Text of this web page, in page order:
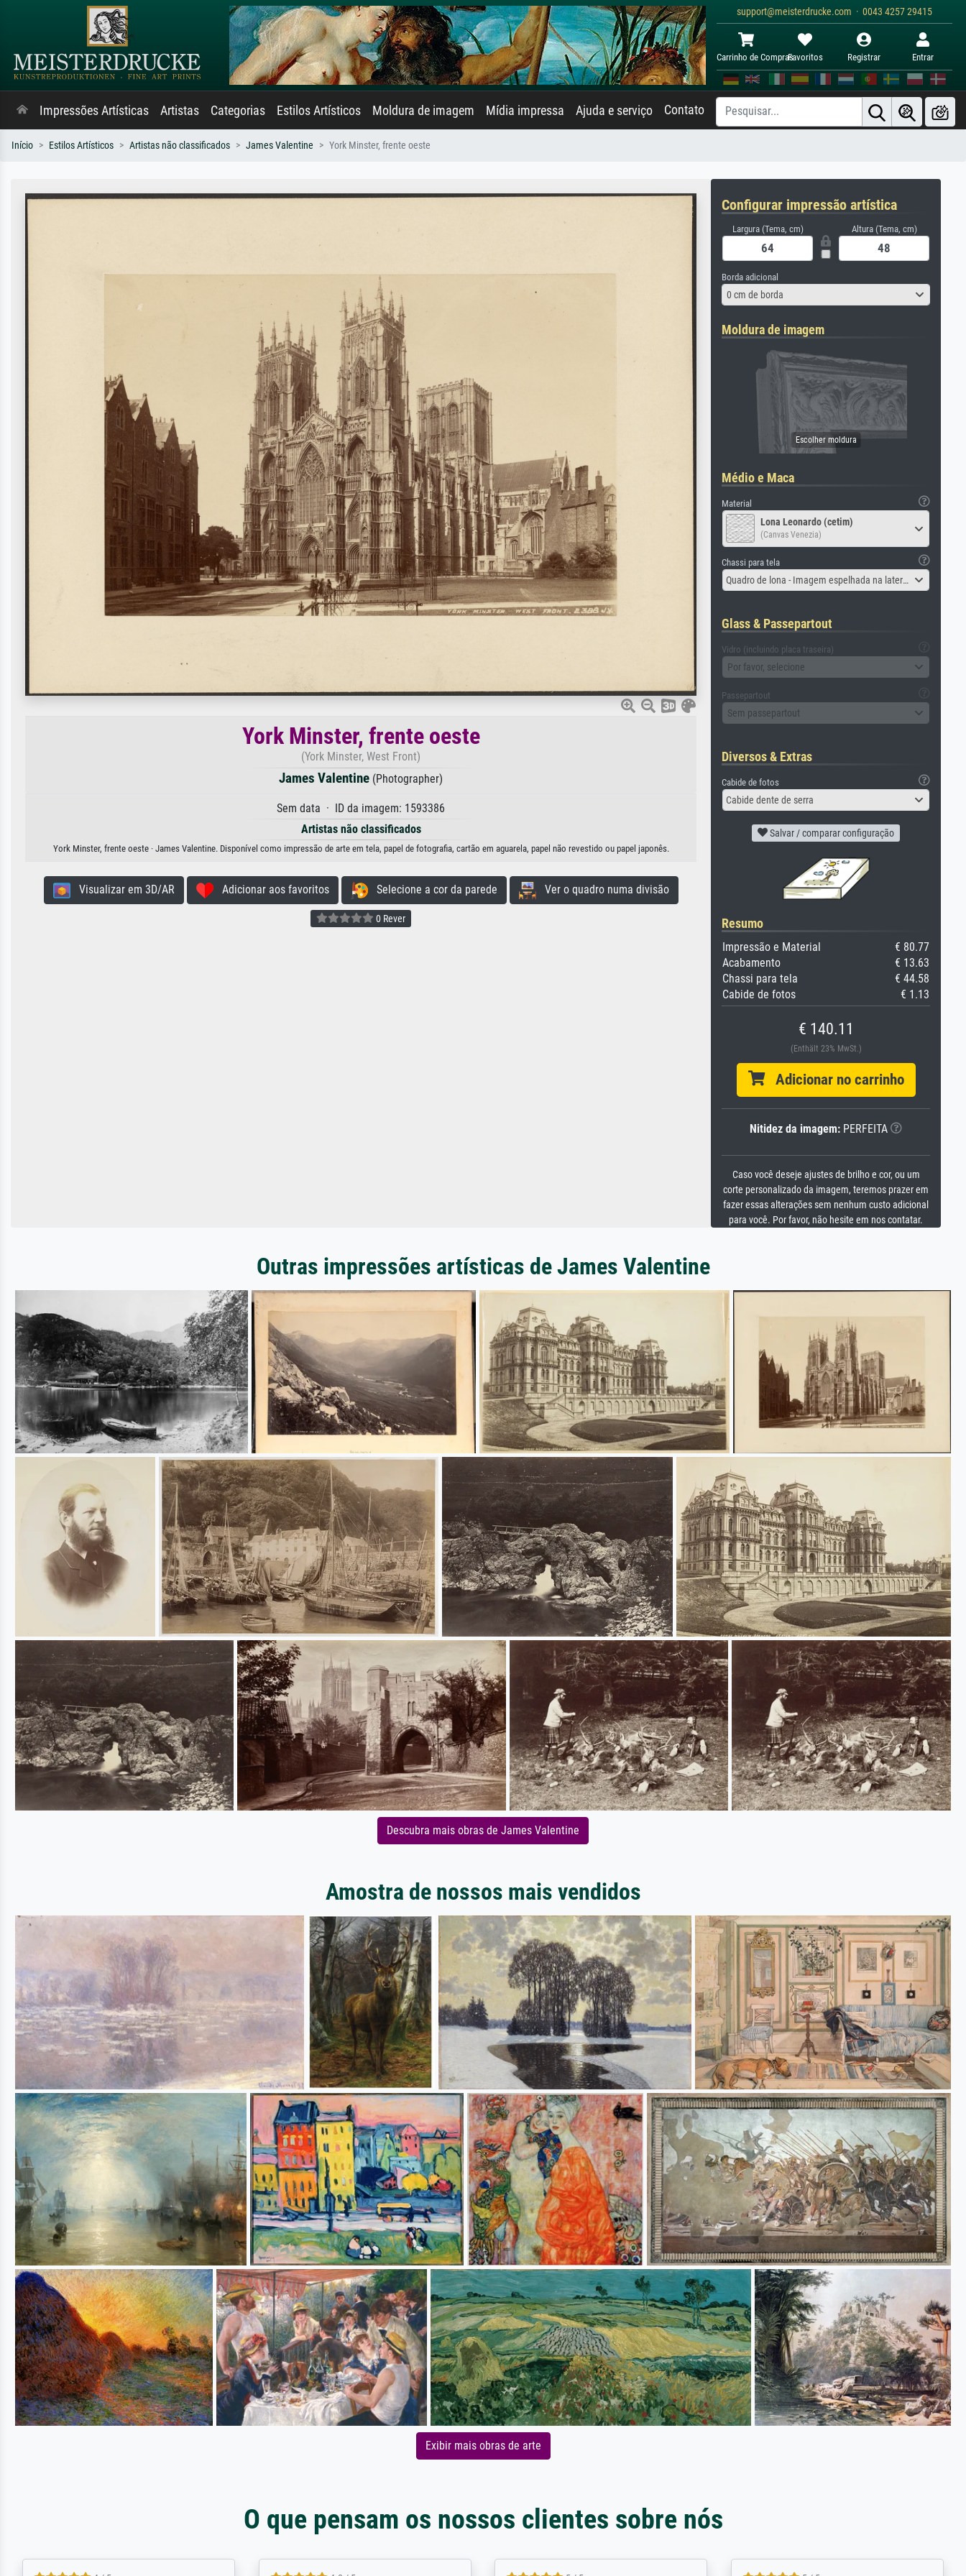
support@meisterdrucke.com · 0043 4257 29415
Carrinho de ComprasFavoritos Registrar Entrar
Impressões Artísticas Artistas Categorias Estilos Artísticos Moldura de imagem Mídia impressa Ajuda e serviço Contato
Início Estilos Artísticos Artistas não classificados James Valentine York Minster, frente oeste
York Minster, frente oeste
(York Minster, West Front)
James Valentine (Photographer)
Sem data · ID da imagem: 1593386
Artistas não classificados
York Minster, frente oeste · James Valentine. Disponível como impressão de arte em tela, papel de fotografia, cartão em aguarela, papel não revestido ou papel japonês.
Visualizar em 3D/AR Adicionar aos favoritos Selecione a cor da parede Ver o quadro numa divisão
0 Rever
Configurar impressão artística
Largura (Tema, cm) Altura (Tema, cm)
Borda adicional
0 cm de borda
Moldura de imagem
Médio e Maca
Material
Lona Leonardo (cetim)
(Canvas Venezia)
Chassi para tela
Quadro de lona - Imagem espelhada na lateral
Glass & Passepartout
Vidro (incluindo placa traseira)
Por favor, selecione
Passepartout
Sem passepartout
Diversos & Extras
Cabide de fotos
Cabide dente de serra
Salvar / comparar configuração
Resumo
Impressão e Material
€ 80.77
Acabamento
€ 13.63
Chassi para tela
€ 44.58
Cabide de fotos
€ 1.13
€ 140.11
(Enthält 23% MwSt.)
Adicionar no carrinho
Nitidez da imagem: PERFEITA
Caso você deseje ajustes de brilho e cor, ou um
corte personalizado da imagem, teremos prazer em
fazer essas alterações sem nenhum custo adicional
para você. Por favor, não hesite em nos contatar.
Outras impressões artísticas de James Valentine
Descubra mais obras de James Valentine
Amostra de nossos mais vendidos
Exibir mais obras de arte
O que pensam os nossos clientes sobre nós